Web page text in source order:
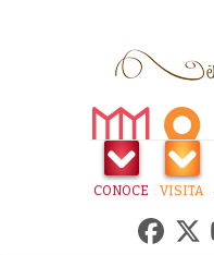
CONOCE VISITA